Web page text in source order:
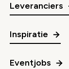
Leveranciers
Inspiratie
Eventjobs